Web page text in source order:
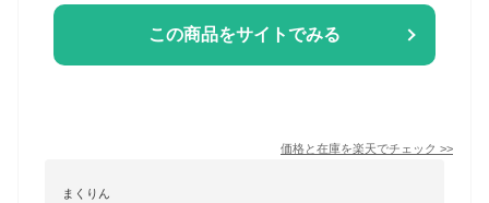
この商品をサイトでみる
価格と在庫を楽天でチェック >>
まくりん